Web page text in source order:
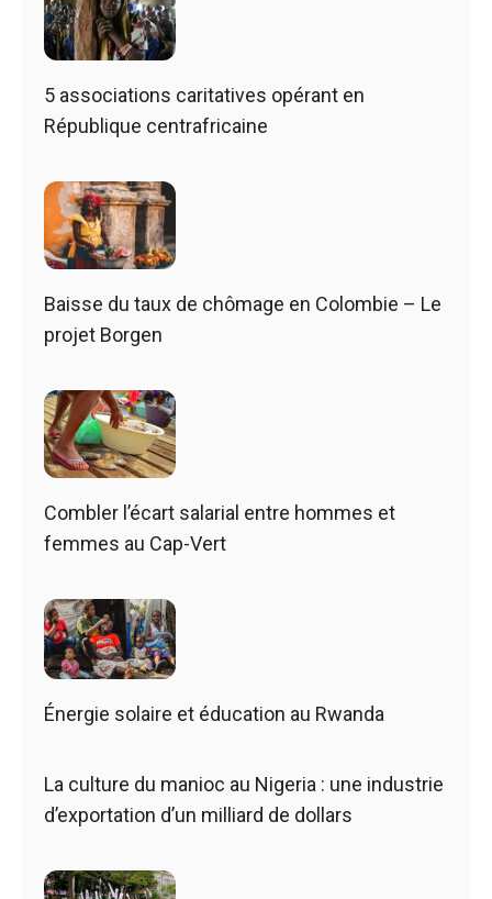
5 associations caritatives opérant en
République centrafricaine
Baisse du taux de chômage en Colombie – Le
projet Borgen
Combler l’écart salarial entre hommes et
femmes au Cap-Vert
Énergie solaire et éducation au Rwanda
La culture du manioc au Nigeria : une industrie
d’exportation d’un milliard de dollars